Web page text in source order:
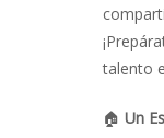
talento
🏠 Un